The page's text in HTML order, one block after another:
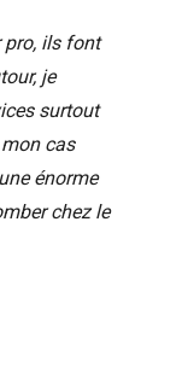
pro, ils font
je
surtout
cas
énorme
chez le